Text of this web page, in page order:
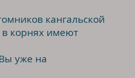
кангальской
корнях имеют
уже на